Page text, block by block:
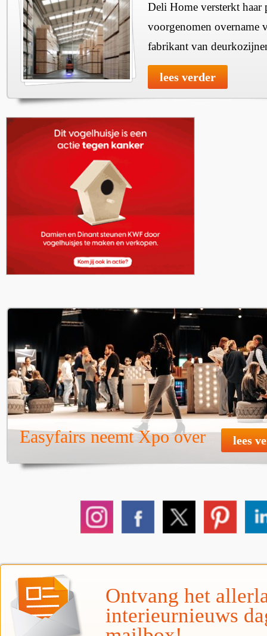
Deli Home versterkt haar
voorgenomen overname
fabrikant van
lees verder
Easyfairs neemt Xpo over lees
Ontvang het
interieurnieuws